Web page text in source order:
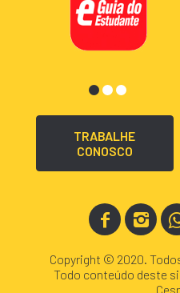
TRABALHE
CONOSCO
Copyright © 2020.
Todo conteúdo deste